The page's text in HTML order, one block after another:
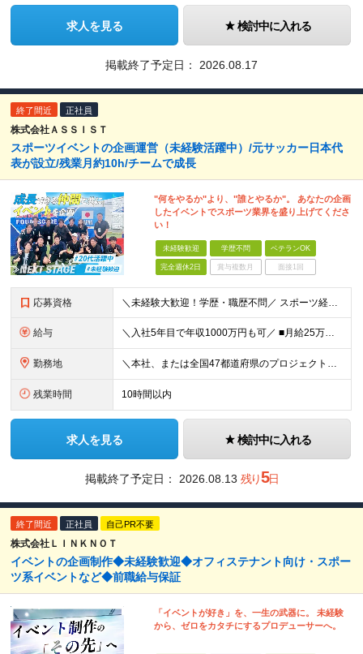
求人を見る 検討中に入れる
掲載終了予定日： 2026.08.17
終了間近 正社員
株式会社ＡＳＳＩＳＴ
スポーツイベントの企画運営（未経験活躍中）/元サッカー日本代
表が設立/残業月約10h/チームで成長
"何をやるか"より、"誰とやるか"。 あなたの企画
したイベントでスポーツ業界を盛り上げてくださ
い！
未経験歓迎 学歴不問 ベテランOK
完全週休2日 賞与複数月 面接1回
応募資格 ＼未経験大歓迎！学歴・職歴不問／ スポーツ経験も不問！人柄重視の採用で「やってみたい」を全力応援！ ■意欲・人柄重視の採用です！ □スポーツ経験も問いません♪ ■入社時に必要なスキル・経験は一切あ
給与 ＼入社5年目で年収1000万円も可／ ■月給25万円～70万円＋賞与＋残業代全額支給 ※経験・能力などを考慮の上、決定いたします。 ※残業代は別途全額支給いたします。 ※試用期間は6ヶ月です。その間
勤務地 ＼本社、または全国47都道府県のプロジェクト先／ ◎希望に合わせた勤務地でご活躍いただけます！ ◎引っ越しを伴う転勤はございません。 【本社】 東京都中央区銀座1-7-16 コミット銀座ビル4F
残業時間 10時間以内
求人を見る 検討中に入れる
掲載終了予定日： 2026.08.13 残り5日
終了間近 正社員 自己PR不要
株式会社ＬＩＮＫＮＯＴ
イベントの企画制作◆未経験歓迎◆オフィステナント向け・スポー
ツ系イベントなど◆前職給与保証
「イベントが好き」を、一生の武器に。 未経験
から、ゼロをカタチにするプロデューサーへ。